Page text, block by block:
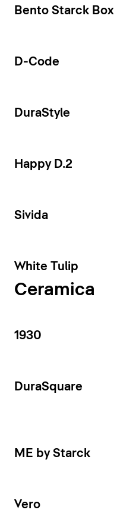
Bento Starck Box
D-Code
DuraStyle
Happy D.2
Sivida
White Tulip
Ceramica
1930
DuraSquare
ME by Starck
Vero